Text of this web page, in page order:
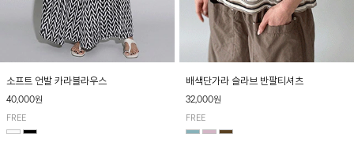
소프트 언발 카라블라우스
40,000원
FREE
배색단가라 슬라브 반팔티셔츠
32,000원
FREE